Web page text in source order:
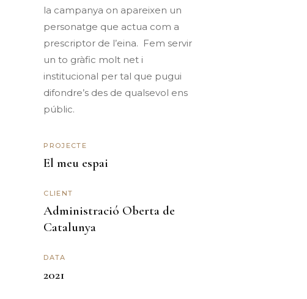
la campanya on apareixen un
personatge que actua com a
prescriptor de l’eina. Fem servir
un to gràfic molt net i
institucional per tal que pugui
difondre’s des de qualsevol ens
públic.
PROJECTE
El meu espai
CLIENT
Administració Oberta de
Catalunya
DATA
2021